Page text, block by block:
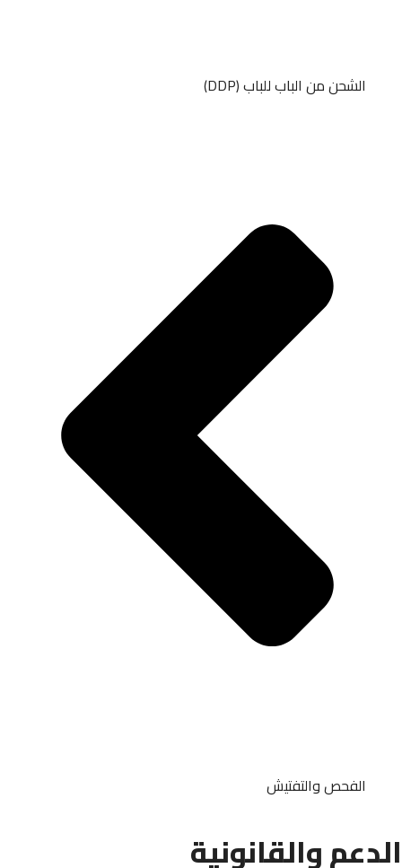
الشحن من الباب للباب (DDP)
الفحص والتفتيش
الدعم والقانونية